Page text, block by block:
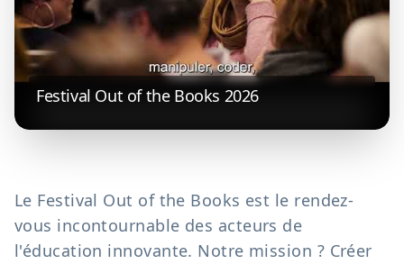
Festival Out of the Books 2026
Le Festival Out of the Books est le rendez-
vous incontournable des acteurs de
l'éducation innovante. Notre mission ? Créer